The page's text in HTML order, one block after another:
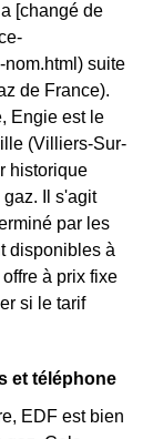
[changé de
suite
de France).
Engie est le
(Villiers-Sur-
historique
Il s'agit
par les
disponibles à
à prix fixe
si le tarif
et téléphone
EDF est bien